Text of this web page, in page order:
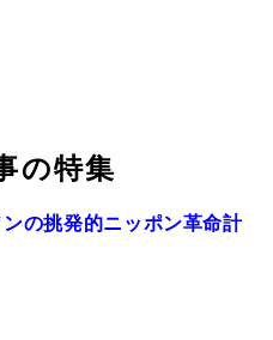
の特集
ンの挑発的ニッポン革命計